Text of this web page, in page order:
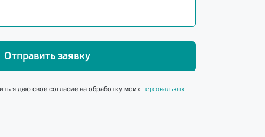
Отправить заявку
я даю свое согласие на обработку моих персональных